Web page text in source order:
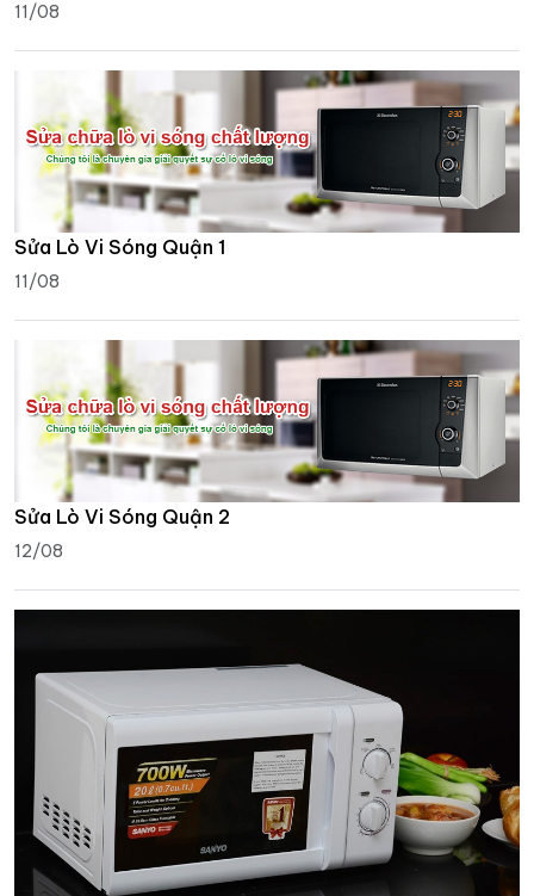
11/08
Sửa Lò Vi Sóng Quận 1
11/08
Sửa Lò Vi Sóng Quận 2
12/08